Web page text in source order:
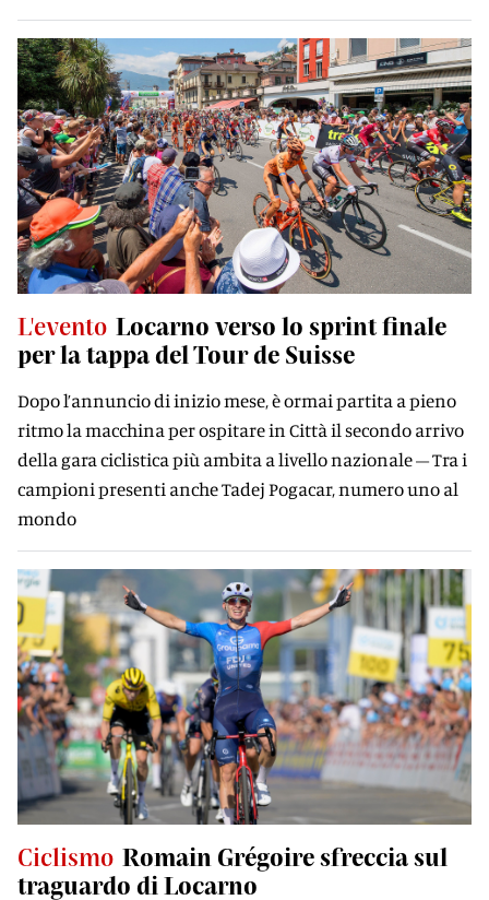
L'evento Locarno verso lo sprint ﬁnale
per la tappa del Tour de Suisse
Dopo l’annuncio di inizio mese, è ormai partita a pieno
ritmo la macchina per ospitare in Città il secondo arrivo
della gara ciclistica più ambita a livello nazionale – Tra i
campioni presenti anche Tadej Pogacar, numero uno al
mondo
Ciclismo Romain Grégoire sfreccia sul
traguardo di Locarno